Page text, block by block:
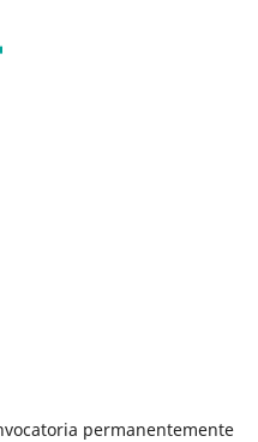
permanentemente